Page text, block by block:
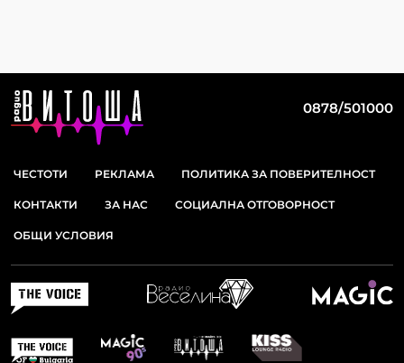
0878/501000
ЧЕСТОТИ РЕКЛАМА ПОЛИТИКА ЗА ПОВЕРИТЕЛНОСТ
КОНТАКТИ ЗА НАС СОЦИАЛНА ОТГОВОРНОСТ
ОБЩИ УСЛОВИЯ